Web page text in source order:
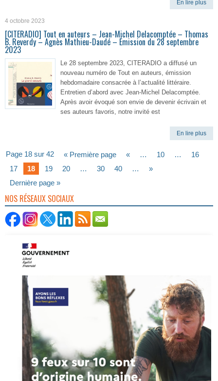
En lire plus
4 octobre 2023
[CITERADIO] Tout en auteurs – Jean-Michel Delacomptée – Thomas
B. Reverdy – Agnès Mathieu-Daudé – Émission du 28 septembre
2023
Le 28 septembre 2023, CITERADIO a diffusé un
nouveau numéro de Tout en auteurs, émission
hebdomadaire consacrée à l’actualité littéraire.
Entretien d’abord avec Jean-Michel Delacomptée.
Après avoir évoqué son envie de devenir écrivain et
ses auteurs favoris, notre invité est
En lire plus
Page 18 sur 42 « Première page « … 10 …
16
17
18 19 20 … 30 40 …
»
Dernière page »
NOS RÉSEAUX SOCIAUX